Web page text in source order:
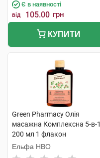
Є в наявності
від 105.00 грн
КУПИТИ
Green Pharmacy Олія
масажна Комплексна 5-в-1
200 мл 1 флакон
Ельфа НВО